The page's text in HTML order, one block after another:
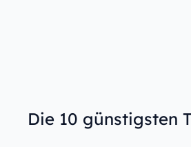
Die 10 günstigsten